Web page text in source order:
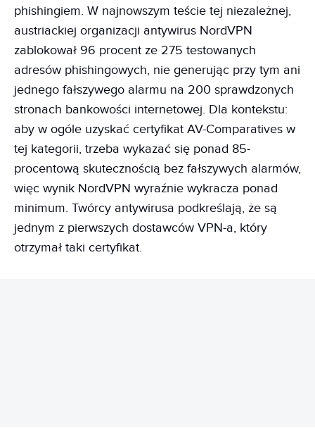
phishingiem. W najnowszym teście tej niezależnej,
austriackiej organizacji antywirus NordVPN
zablokował 96 procent ze 275 testowanych
adresów phishingowych, nie generując przy tym ani
jednego fałszywego alarmu na 200 sprawdzonych
stronach bankowości internetowej. Dla kontekstu:
aby w ogóle uzyskać certyfikat AV-Comparatives w
tej kategorii, trzeba wykazać się ponad 85-
procentową skutecznością bez fałszywych alarmów,
więc wynik NordVPN wyraźnie wykracza ponad
minimum. Twórcy antywirusa podkreślają, że są
jednym z pierwszych dostawców VPN-a, który
otrzymał taki certyfikat.